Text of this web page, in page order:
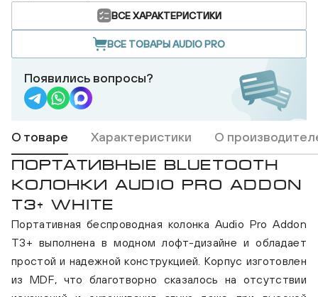
ВСЕ ХАРАКТЕРИСТИКИ
ВСЕ ТОВАРЫ AUDIO PRO
Появились вопросы?
О товаре Характеристики О
ПОРТАТИВНЫЕ BLUETOOTH
КОЛОНКИ AUDIO PRO ADDON
T3+ WHITE
Портативная беспроводная колонка Audio Pro Addon
T3+ выполнена в модном лофт-дизайне и обладает
простой и надежной конструкцией. Корпус изготовлен
из MDF, что благотворно сказалось на отсутствии